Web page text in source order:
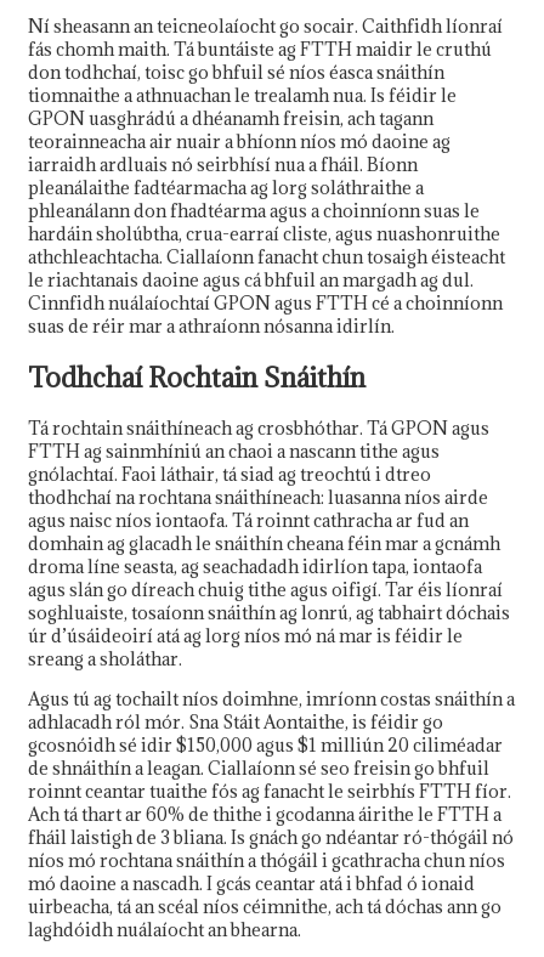
Ní sheasann an teicneolaíocht go socair. Caithfidh líonraí
fás chomh maith. Tá buntáiste ag FTTH maidir le cruthú
don todhchaí, toisc go bhfuil sé níos éasca snáithín
tiomnaithe a athnuachan le trealamh nua. Is féidir le
GPON uasghrádú a dhéanamh freisin, ach tagann
teorainneacha air nuair a bhíonn níos mó daoine ag
iarraidh ardluais nó seirbhísí nua a fháil. Bíonn
pleanálaithe fadtéarmacha ag lorg soláthraithe a
phleanálann don fhadtéarma agus a choinníonn suas le
hardáin sholúbtha, crua-earraí cliste, agus nuashonruithe
athchleachtacha. Ciallaíonn fanacht chun tosaigh éisteacht
le riachtanais daoine agus cá bhfuil an margadh ag dul.
Cinnfidh nuálaíochtaí GPON agus FTTH cé a choinníonn
suas de réir mar a athraíonn nósanna idirlín.
Todhchaí Rochtain Snáithín
Tá rochtain snáithíneach ag crosbhóthar. Tá GPON agus
FTTH ag sainmhíniú an chaoi a nascann tithe agus
gnólachtaí. Faoi láthair, tá siad ag treochtú i dtreo
thodhchaí na rochtana snáithíneach: luasanna níos airde
agus naisc níos iontaofa. Tá roinnt cathracha ar fud an
domhain ag glacadh le snáithín cheana féin mar a gcnámh
droma líne seasta, ag seachadadh idirlíon tapa, iontaofa
agus slán go díreach chuig tithe agus oifigí. Tar éis líonraí
soghluaiste, tosaíonn snáithín ag lonrú, ag tabhairt dóchais
úr d’úsáideoirí atá ag lorg níos mó ná mar is féidir le
sreang a sholáthar.
Agus tú ag tochailt níos doimhne, imríonn costas snáithín a
adhlacadh ról mór. Sna Stáit Aontaithe, is féidir go
gcosnóidh sé idir $150,000 agus $1 milliún 20 ciliméadar
de shnáithín a leagan. Ciallaíonn sé seo freisin go bhfuil
roinnt ceantar tuaithe fós ag fanacht le seirbhís FTTH fíor.
Ach tá thart ar 60% de thithe i gcodanna áirithe le FTTH a
fháil laistigh de 3 bliana. Is gnách go ndéantar ró-thógáil nó
níos mó rochtana snáithín a thógáil i gcathracha chun níos
mó daoine a nascadh. I gcás ceantar atá i bhfad ó ionaid
uirbeacha, tá an scéal níos céimnithe, ach tá dóchas ann go
laghdóidh nuálaíocht an bhearna.